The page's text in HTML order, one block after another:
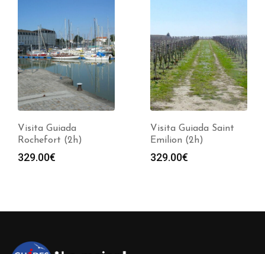
Visita Guiada
Rochefort (2h)
329.00€
Visita Guiada Saint
Emilion (2h)
329.00€